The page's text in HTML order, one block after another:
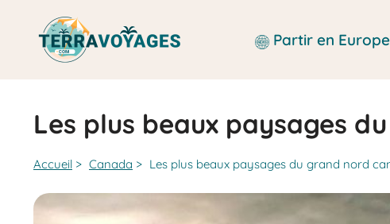
contenu
Partir en Europe
Les plus beaux paysages
Accueil > Canada > Les plus beaux paysages du grand nord